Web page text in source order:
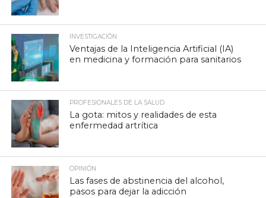
INVESTIGACIÓN
Ventajas de la Inteligencia Artificial (IA)
en medicina y formación para sanitarios
PROFESIONALES DE LA SALUD
La gota: mitos y realidades de esta
enfermedad artrítica
OPINIÓN
Las fases de abstinencia del alcohol,
pasos para dejar la adicción